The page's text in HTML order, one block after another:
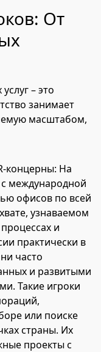
От
– это
занимает
масштабом,
концерны: На
с международной
офисов по всей
узнаваемом
и
практически в
часто
и развитыми
Такие игроки
или поиске
страны. Их
проекты с